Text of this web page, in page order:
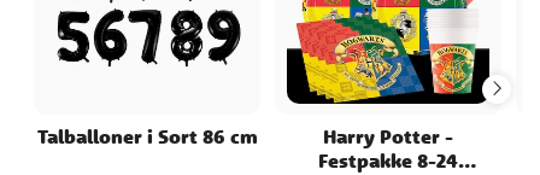
Talballoner i Sort 86 cm
Harry Potter -
Festpakke 8-24